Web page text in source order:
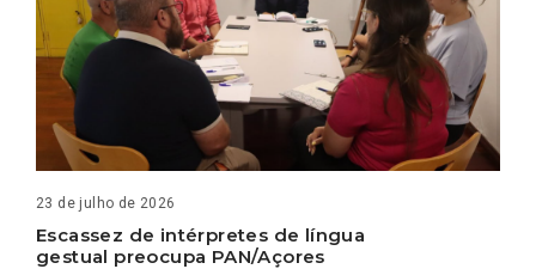
23 de julho de 2026
Escassez de intérpretes de língua
gestual preocupa PAN/Açores